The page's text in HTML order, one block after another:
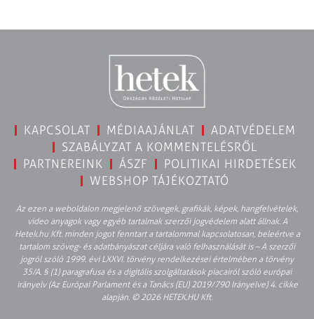
KAPCSOLAT MÉDIAAJÁNLAT
ADATVÉDELEM
SZABÁLYZAT A KOMMENTELÉSRŐL
PARTNEREINK
ÁSZF
POLITIKAI HIRDETÉSEK
WEBSHOP TÁJÉKOZTATÓ
Az ezen a weboldalon megjelenő szövegek, grafikák, képek, hangfelvételek,
video anyagok vagy egyéb tartalmak szerzői jogvédelem alatt állnak. A
Hetek.hu Kft. minden jogot fenntart a tartalommal kapcsolatosan, beleértve a
tartalom szöveg- és adatbányászat céljára való felhasználását is – A szerzői
jogról szóló 1999. évi LXXVI. törvény rendelkezései értelmében a törvény
35/A. § (1) paragrafusa és a digitális szolgáltatások piacairól szóló európai
irányelv (Az Európai Parlament és a Tanács (EU) 2019/790 Irányelve) 4. cikke
alapján. © 2026 HETEK.HU Kft.